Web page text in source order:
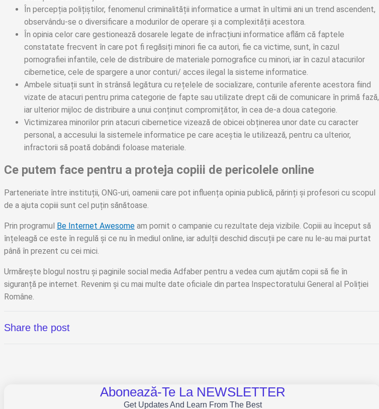
În percepția polițiștilor, fenomenul criminalității informatice a urmat în ultimii ani un trend ascendent,
observându-se o diversificare a modurilor de operare și a complexității acestora.
În opinia celor care gestionează dosarele legate de infracțiuni informatice aflăm că faptele
constatate frecvent în care pot fi regăsiți minori fie ca autori, fie ca victime, sunt, în cazul
pornografiei infantile, cele de distribuire de materiale pornografice cu minori, iar în cazul atacurilor
cibernetice, cele de spargere a unor conturi/ acces ilegal la sisteme informatice.
Ambele situații sunt în strânsă legătura cu rețelele de socializare, conturile aferente acestora fiind
vizate de atacuri pentru prima categorie de fapte sau utilizate drept căi de comunicare în primă fază,
iar ulterior mijloc de distribuire a unui conținut compromițător, în cea de-a doua categorie.
Victimizarea minorilor prin atacuri cibernetice vizează de obicei obținerea unor date cu caracter
personal, a accesului la sistemele informatice pe care aceștia le utilizează, pentru ca ulterior,
infractorii să poată dobândi foloase materiale.
Ce putem face pentru a proteja copiii de pericolele online
Parteneriate între instituții, ONG-uri, oamenii care pot influența opinia publică, părinți și profesori cu scopul
de a ajuta copiii sunt cel puțin sănătoase.
Prin programul Be Internet Awesome am pornit o campanie cu rezultate deja vizibile. Copiii au început să
înțeleagă ce este în regulă și ce nu în mediul online, iar adulții deschid discuții pe care nu le-au mai purtat
până în prezent cu cei mici.
Urmărește blogul nostru și paginile social media Adfaber pentru a vedea cum ajutăm copii să fie în
siguranță pe internet. Revenim și cu mai multe date oficiale din partea Inspectoratului General al Poliției
Române.
Share the post
Abonează-Te La NEWSLETTER
Get Updates And Learn From The Best